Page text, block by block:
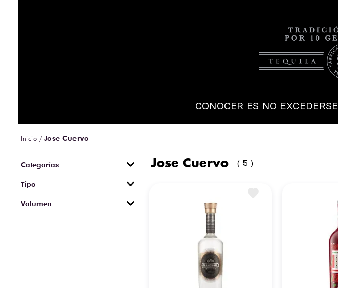
CONOCER ES NO EXCEDERSE
Jose Cuervo
Tipo
Volumen
Jose Cuervo 5